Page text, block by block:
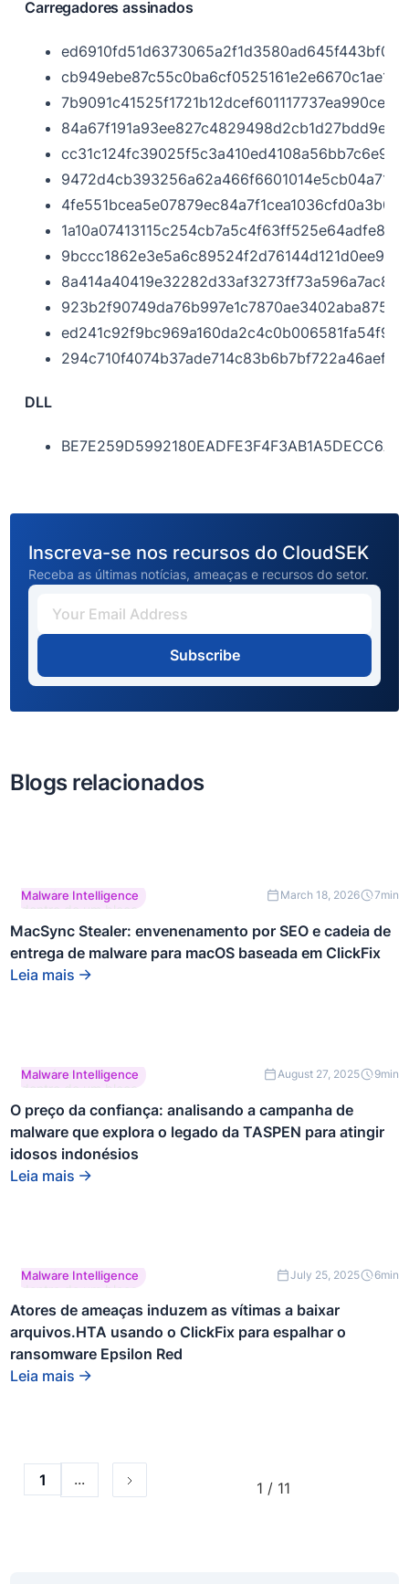
Carregadores assinados
DLL
Inscreva-se nos recursos do CloudSEK
Receba as últimas notícias, ameaças e recursos do setor.
Subscribe
Blogs relacionados
Este é um texto
dentro de um bloco
div.
Malware Intelligence March 18, 2026 7min
MacSync Stealer: envenenamento por SEO e cadeia de
entrega de malware para macOS baseada em ClickFix
Leia mais
Este é um texto
dentro de um bloco
Malware Intelligence August 27, 2025 9min
O preço da confiança: analisando a campanha de
malware que explora o legado da TASPEN para atingir
idosos indonésios
Leia mais
Este é um texto
dentro de um bloco
div.
Malware Intelligence July 25, 2025 6min
Atores de ameaças induzem as vítimas a baixar
arquivos.HTA usando o ClickFix para espalhar o
ransomware Epsilon Red
Leia mais
1 ... 1 / 11